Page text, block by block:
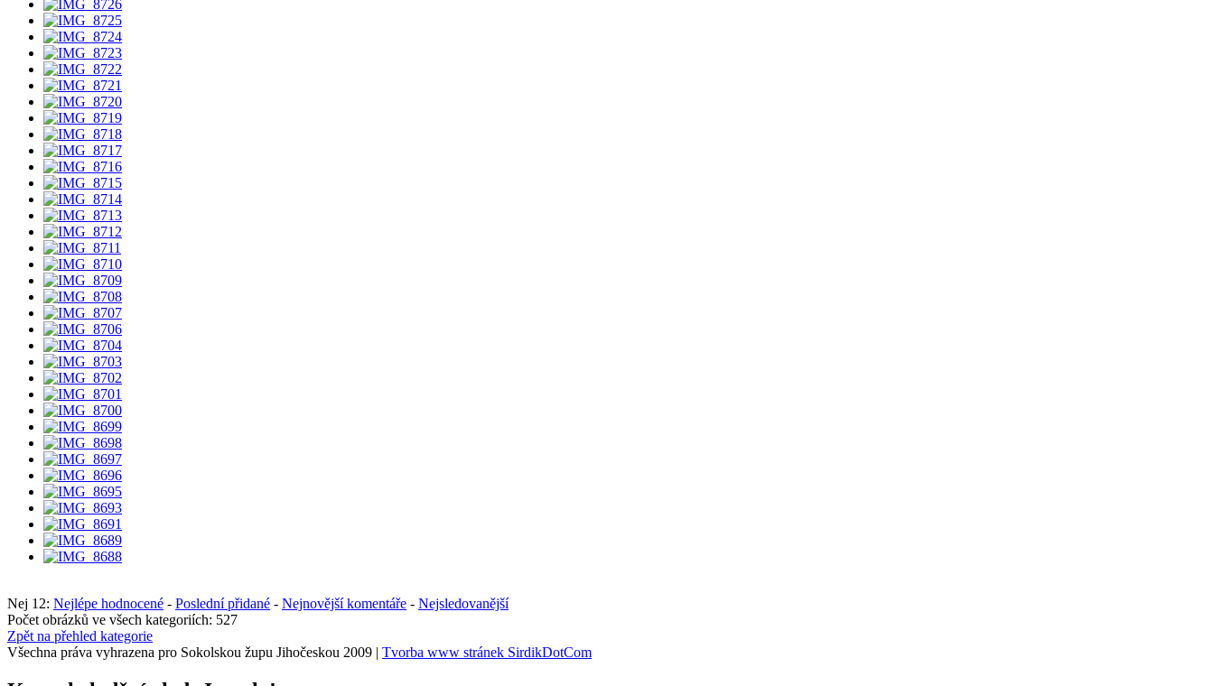
Nej 12: Nejlépe hodnocené - Poslední přidané - Nejnovější komentáře - Nejsledovanější
Počet obrázků ve všech kategoriích: 527
Zpět na přehled kategorie
Všechna práva vyhrazena pro Sokolskou župu Jihočeskou 2009 | Tvorba www stránek SirdikDotCom